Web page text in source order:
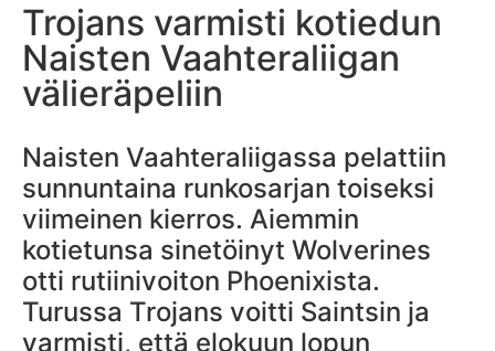
Trojans varmisti kotiedun
Naisten Vaahteraliigan
välieräpeliin
Naisten Vaahteraliigassa pelattiin
sunnuntaina runkosarjan toiseksi
viimeinen kierros. Aiemmin
kotietunsa sinetöinyt Wolverines
otti rutiinivoiton Phoenixista.
Turussa Trojans voitti Saintsin ja
varmisti, että elokuun lopun